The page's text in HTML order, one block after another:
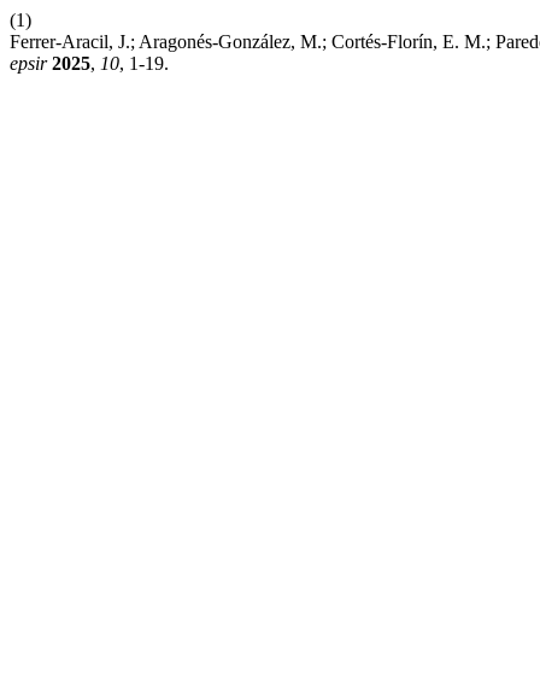
(1)
Ferrer-Aracil, J.; Aragonés-González, M.; Cortés-Florín, E. M.;
epsir 2025, 10, 1-19.